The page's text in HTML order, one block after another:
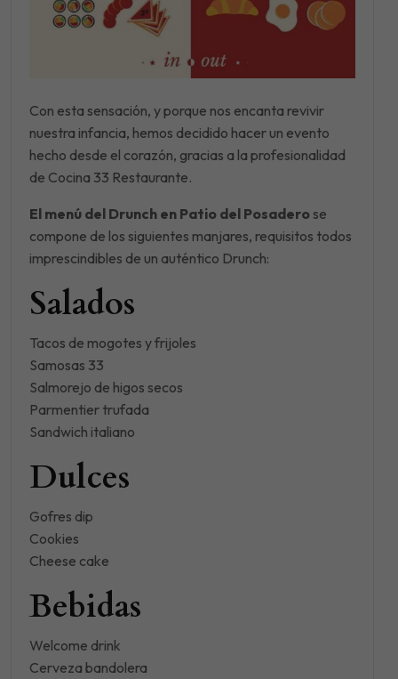
Con esta sensación, y porque nos encanta revivir
nuestra infancia, hemos decidido hacer un evento
hecho desde el corazón, gracias a la profesionalidad
de Cocina 33 Restaurante.
El menú del Drunch en Patio del Posaderose
compone de los siguientes manjares, requisitos todos
imprescindibles de un auténtico Drunch:
Salados
Tacos de mogotes y frijoles
Samosas 33
Salmorejo de higos secos
Parmentier trufada
Sandwich italiano
Dulces
Gofres dip
Cookies
Cheese cake
Bebidas
Welcome drink
Cerveza bandolera